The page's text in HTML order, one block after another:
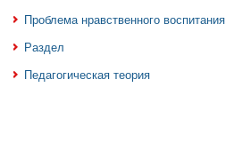
Проблема нравственного воспитания
Раздел
Педагогическая теория